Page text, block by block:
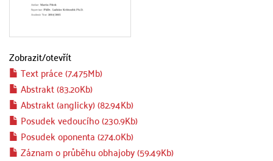
Zobrazit/otevřít
Text práce (7.475Mb)
Abstrakt (83.20Kb)
Abstrakt (anglicky) (82.94Kb)
Posudek vedoucího (230.9Kb)
Posudek oponenta (274.0Kb)
Záznam o průběhu obhajoby (59.49Kb)